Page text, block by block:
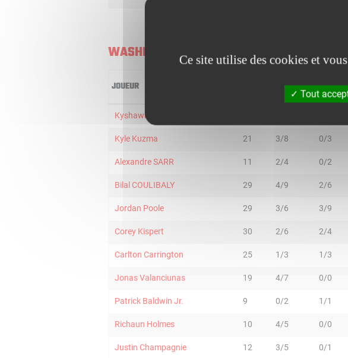
WASHINGTON WIZARDS
JOUEUR 2R/2T 3R/3T
Kyshawn George
Kyle Kuzma 21 3/8 0/3
Alexandre SARR 11 2/4 0/2
Bilal COULIBALY 29 4/9 2/6
Jordan Poole 29 3/6 3/9
Corey Kispert 30 2/6 2/4
Carlton Carrington 25 1/3 1/3
Jonas Valanciunas 19 4/7 0/0
Patrick Baldwin Jr. 9 0/2 1/1
Richaun Holmes 10 4/5 0/0
Justin Champagnie 12 3/5 0/1
Ce site utilise des cookies et
Tout